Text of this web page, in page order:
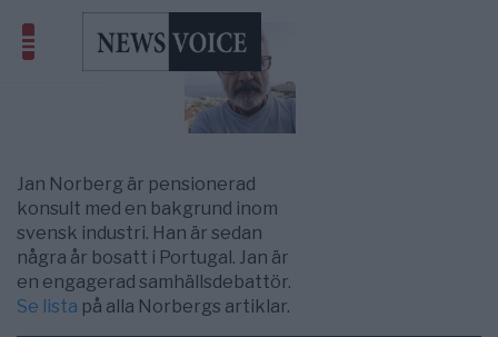
Jan Norberg är pensionerad
konsult med en bakgrund inom
svensk industri. Han är sedan
några år bosatt i Portugal. Jan är
en engagerad samhällsdebattör.
Se lista på alla Norbergs artiklar.